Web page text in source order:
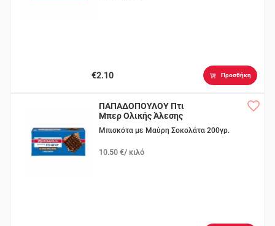
€2.10 Προσθήκη
ΠΑΠΑΔΟΠΟΥΛΟΥ Πτι
Μπερ Ολικής Άλεσης
Μπισκότα με Μαύρη Σοκολάτα 200γρ.
10.50 €/ κιλό